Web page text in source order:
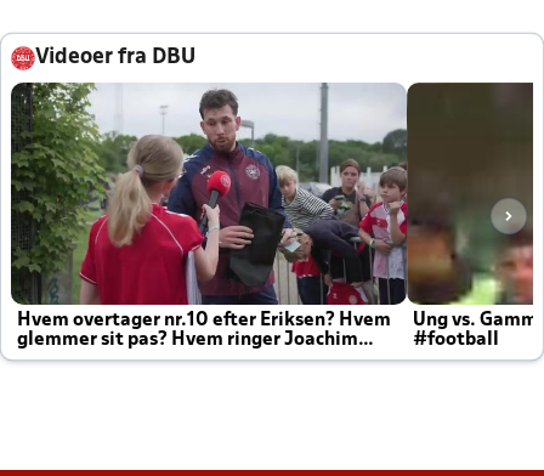
Videoer fra DBU
Hvem overtager nr.10 efter Eriksen? Hvem
glemmer sit pas? Hvem ringer Joachim
altid til efter kampe?
Ung vs.
#football